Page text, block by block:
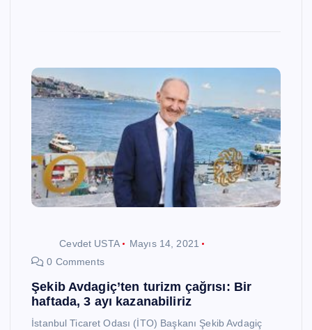
Cevdet USTA
Mayıs 14, 2021
0 Comments
Şekib Avdagiç’ten turizm çağrısı: Bir
haftada, 3 ayı kazanabiliriz
İstanbul Ticaret Odası (İTO) Başkanı Şekib Avdagiç